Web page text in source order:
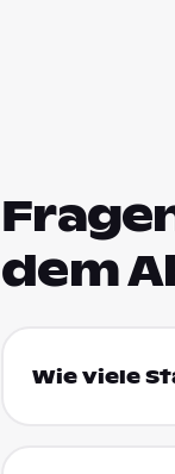
dem
Wie viele